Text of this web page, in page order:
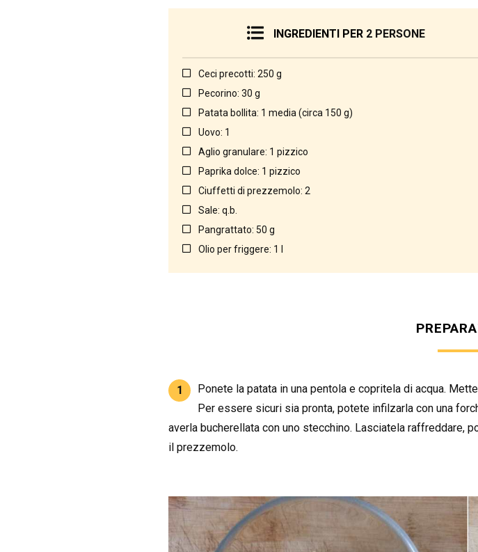
INGREDIENTI PER 2 PERSONE
Ceci precotti: 250 g
Pecorino: 30 g
Patata bollita: 1 media (circa 150 g)
Uovo: 1
Aglio granulare: 1 pizzico
Paprika dolce: 1 pizzico
Ciuffetti di prezzemolo: 2
Sale: q.b.
Pangrattato: 50 g
Olio per friggere: 1 l
1
Ponete la patata in una pentola e copritela di acqua.
Per essere sicuri sia pronta, potete infilzarla con una
averla bucherellata con uno stecchino. Lasciatela raffreddare,
il prezzemolo.